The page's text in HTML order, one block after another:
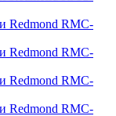
Redmond RMC-
Redmond RMC-
Redmond RMC-
Redmond RMC-